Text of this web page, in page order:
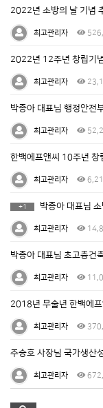
2022년 소방의 날 기념
최고관리자
2022년 12주년 창립기
최고관리자
박종아 대표님 행정안전
최고관리자
한백에프앤씨 10주년 창
최고관리자
+1 박종아 대표님
최고관리자
박종아 대표님 초고층건
최고관리자
2018년 무술년 한백에프
최고관리자
주승호 사장님 국가생산
최고관리자